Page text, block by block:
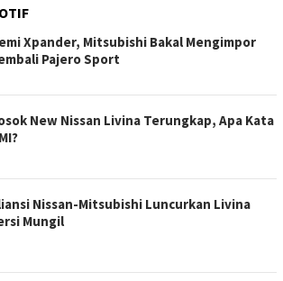
Xpander, Mitsubishi Bakal Mengimpor
Pajero Sport
New Nissan Livina Terungkap, Apa Kata
Nissan-Mitsubishi Luncurkan Livina
Mungil